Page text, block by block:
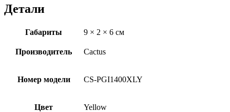
Детали
Габариты 9 × 2 × 6 см
Производитель Cactus
Номер модели CS-PGI1400XLY
Цвет Yellow